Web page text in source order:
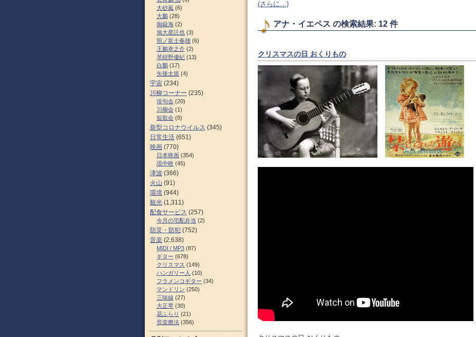
(さらに…)
アナ・イエペス の検索結果: 12 件
クリスマスの日 おくりもの
大砂嵐 (6)
大鵬 (28)
御嶽海 (2)
旭大星託也 (3)
照ノ富士春雄 (6)
王鵬幸之介 (2)
琴紺野優紀 (13)
白鵬 (17)
矢後太規 (4)
宇宙 (234)
川柳コーナー (235)
俳句会 (20)
川柳会 (1)
短歌会 (8)
新型コロナウイルス (345)
日常生活 (651)
映画 (770)
日本映画 (354)
現中映 (45)
津波 (366)
火山 (91)
環境 (944)
観光 (1,311)
配食サービス (257)
今月の宅配弁当 (2)
防災・防犯 (752)
音楽 (2,638)
MIDI / MP3 (87)
ギター (678)
クリスマス (149)
ハンガリー人 (10)
フラメンコギター (34)
マンドリン (250)
三味線 (27)
大正琴 (30)
花ふらり (21)
音楽療法 (356)